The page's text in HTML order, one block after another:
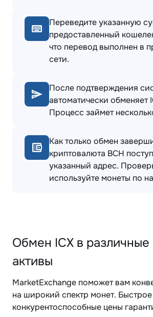
Переведите указанную
предоставленный
что перевод выполнен в
сети.
После подтверждения
автоматически обменяет
Процесс займет
Как только обмен
криптовалюта BCH
указанный адрес.
используйте монеты по
Обмен ICX в
активы
MarketExchange поможет вам
на широкий спектр монет.
конкурентоспособные цены